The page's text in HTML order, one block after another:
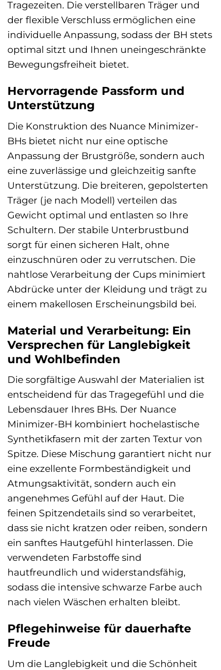
Tragezeiten. Die verstellbaren Träger und
der flexible Verschluss ermöglichen eine
individuelle Anpassung, sodass der BH stets
optimal sitzt und Ihnen uneingeschränkte
Bewegungsfreiheit bietet.
Hervorragende Passform und
Unterstützung
Die Konstruktion des Nuance Minimizer-
BHs bietet nicht nur eine optische
Anpassung der Brustgröße, sondern auch
eine zuverlässige und gleichzeitig sanfte
Unterstützung. Die breiteren, gepolsterten
Träger (je nach Modell) verteilen das
Gewicht optimal und entlasten so Ihre
Schultern. Der stabile Unterbrustbund
sorgt für einen sicheren Halt, ohne
einzuschnüren oder zu verrutschen. Die
nahtlose Verarbeitung der Cups minimiert
Abdrücke unter der Kleidung und trägt zu
einem makellosen Erscheinungsbild bei.
Material und Verarbeitung: Ein
Versprechen für Langlebigkeit
und Wohlbefinden
Die sorgfältige Auswahl der Materialien ist
entscheidend für das Tragegefühl und die
Lebensdauer Ihres BHs. Der Nuance
Minimizer-BH kombiniert hochelastische
Synthetikfasern mit der zarten Textur von
Spitze. Diese Mischung garantiert nicht nur
eine exzellente Formbeständigkeit und
Atmungsaktivität, sondern auch ein
angenehmes Gefühl auf der Haut. Die
feinen Spitzendetails sind so verarbeitet,
dass sie nicht kratzen oder reiben, sondern
ein sanftes Hautgefühl hinterlassen. Die
verwendeten Farbstoffe sind
hautfreundlich und widerstandsfähig,
sodass die intensive schwarze Farbe auch
nach vielen Wäschen erhalten bleibt.
Pflegehinweise für dauerhafte
Freude
Um die Langlebigkeit und die Schönheit